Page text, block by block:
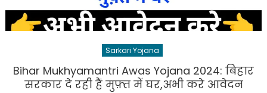
Sarkari Yojana
Bihar Mukhyamantri Awas Yojana 2024: बिहार
सरकार दे रही हैं मुफ़्त में घर,अभी करे आवेदन